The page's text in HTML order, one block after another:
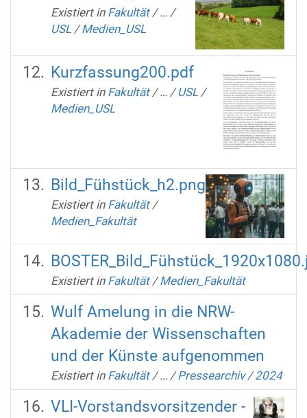
Existiert in Fakultät /… /
USL /Medien_USL
Kurzfassung200.pdf
Existiert in Fakultät /… /USL /
Medien_USL
Bild_Fühstück_h2.png
Existiert in Fakultät /
Medien_Fakultät
Existiert in Fakultät /Medien_Fakultät
Wulf Amelung in die NRW-
Akademie der Wissenschaften
und der Künste aufgenommen
Existiert in Fakultät /… /Pressearchiv /2024
VLI-Vorstandsvorsitzender -